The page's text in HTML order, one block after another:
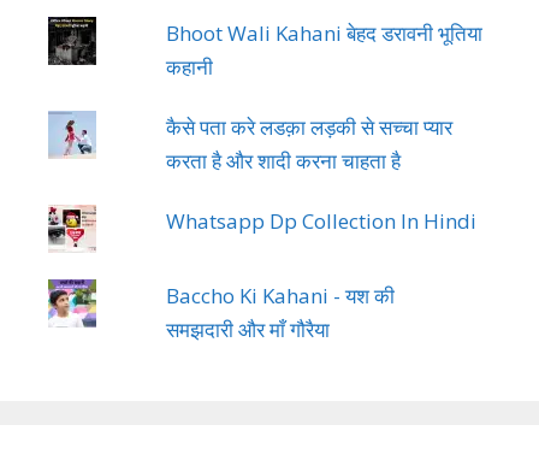
Bhoot Wali Kahani बेहद डरावनी भूतिया
कहानी
कैसे पता करे लडक़ा लड़की से सच्चा प्यार
करता है और शादी करना चाहता है
Whatsapp Dp Collection In Hindi
Baccho Ki Kahani - यश की
समझदारी और माँ गौरैया